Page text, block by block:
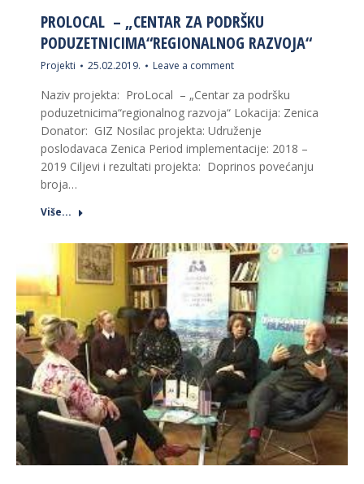
PROLOCAL – „CENTAR ZA PODRŠKU
PODUZETNICIMA“REGIONALNOG RAZVOJA“
Projekti 25.02.2019. Leave a comment
Naziv projekta: ProLocal – „Centar za podršku
poduzetnicima“regionalnog razvoja“ Lokacija: Zenica
Donator: GIZ Nosilac projekta: Udruženje
poslodavaca Zenica Period implementacije: 2018 –
2019 Ciljevi i rezultati projekta: Doprinos povećanju
broja…
Više...